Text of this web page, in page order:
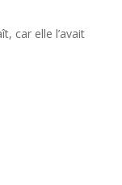
car elle l’avait